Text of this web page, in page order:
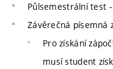
Půlsemestrální test
Závěrečná písemná
Pro získání
musí student